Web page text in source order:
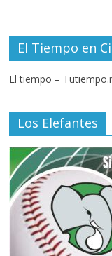
El Tiempo en
El tiempo –
Los Elefantes